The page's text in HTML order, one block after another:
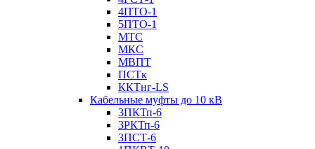
4ПТО-1
5ПТО-1
МТС
МКС
МВПТ
ПСТк
ККТнг-LS
Кабельные муфты до 10 кВ
3ПКТп-6
3РКТп-6
3ПСТ-6